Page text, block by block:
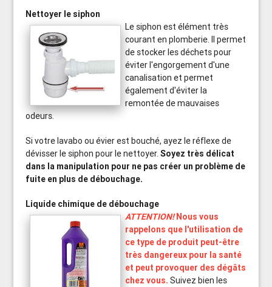
Nettoyer le siphon
Le siphon est élément très
courant en plomberie. Il permet
de stocker les déchets pour
éviter l'engorgement d'une
canalisation et permet
également d'éviter la
remontée de mauvaises
odeurs.
Si votre lavabo ou évier est bouché, ayez le réflexe de
dévisser le siphon pour le nettoyer.Soyez très délicat
dans la manipulation pour ne pas créer un problème de
fuite en plus de débouchage.
Liquide chimique de débouchage
ATTENTION!Nous vous
rappelons que l'utilisation de
ce type de produit peut-être
très dangereux pour la santé
et peut provoquer des dégâts
chez vous. Suivez bien les